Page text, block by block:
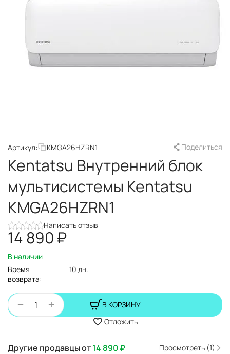
Артикул: KMGA26HZRN1 Поделиться
Kentatsu Внутренний блок
мультисистемы Kentatsu
KMGA26HZRN1
Написать отзыв
14 890₽
В наличии
Время
возврата:
10 дн.
+
−
В КОРЗИНУ
Отложить
Другие продавцы от14 890₽ Просмотреть (1)